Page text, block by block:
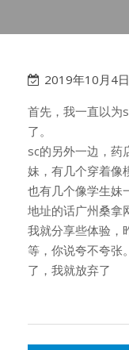
2019年10月4日
首先，我一直以为
了。
sc的另外一边，药
妹，有几个穿着像
也有几个像学生妹
地址的话广州桑拿
我就分享些体验，
等，你说夸不夸张
了，我就放弃了